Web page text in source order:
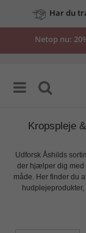
Netop nu:
Kropspleje
Udforsk Åshilds
der hjælper dig med
måde. Her finder du